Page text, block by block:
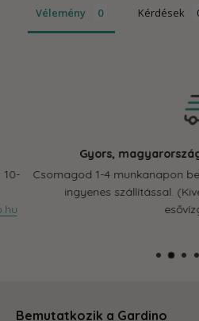
Vélemény Kérdések
Gyors, magyarországi
Csomagod 1-4 munkanapon belül
ingyenes szállítással. (Kivéve
Bemutatkozik a Gardino